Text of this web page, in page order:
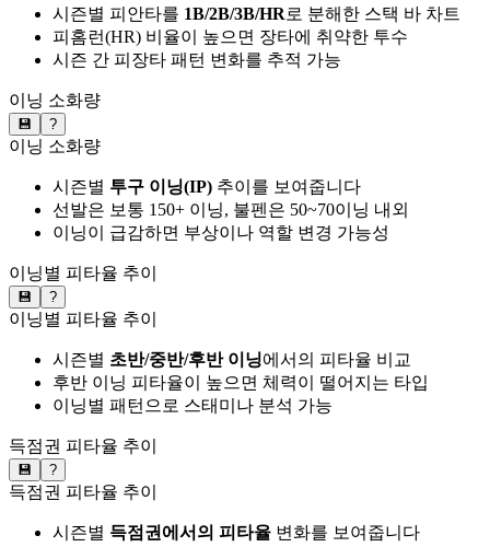
시즌별 피안타를 1B/2B/3B/HR로 분해한 스택 바 차트
피홈런(HR) 비율이 높으면 장타에 취약한 투수
시즌 간 피장타 패턴 변화를 추적 가능
이닝 소화량
💾 ?
이닝 소화량
시즌별 투구 이닝(IP) 추이를 보여줍니다
선발은 보통 150+ 이닝, 불펜은 50~70이닝 내외
이닝이 급감하면 부상이나 역할 변경 가능성
이닝별 피타율 추이
💾 ?
이닝별 피타율 추이
시즌별 초반/중반/후반 이닝에서의 피타율 비교
후반 이닝 피타율이 높으면 체력이 떨어지는 타입
이닝별 패턴으로 스태미나 분석 가능
득점권 피타율 추이
💾 ?
득점권 피타율 추이
시즌별 득점권에서의 피타율 변화를 보여줍니다